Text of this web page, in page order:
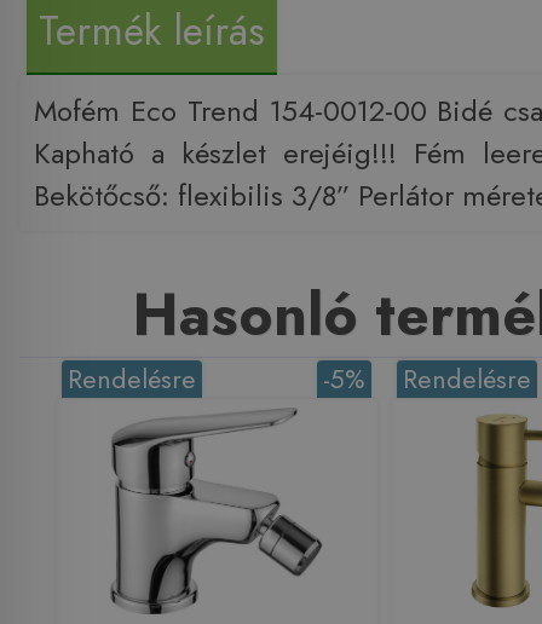
Termék leírás
Mofém Eco Trend 154-0012-00 Bidé
Kapható a készlet erejéig!!! Fém
Bekötőcső: flexibilis 3/8” Perlátor
Hasonló
-5%
Rendelésre Rendelésre